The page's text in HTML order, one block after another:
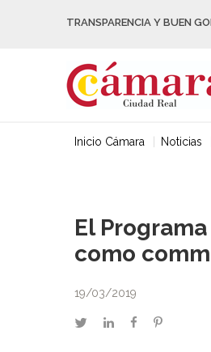
TRANSPARENCIA Y BUEN
Inicio Cámara Noticias
El
como
19/03/2019
twitterlinkedinfacebookpinterest